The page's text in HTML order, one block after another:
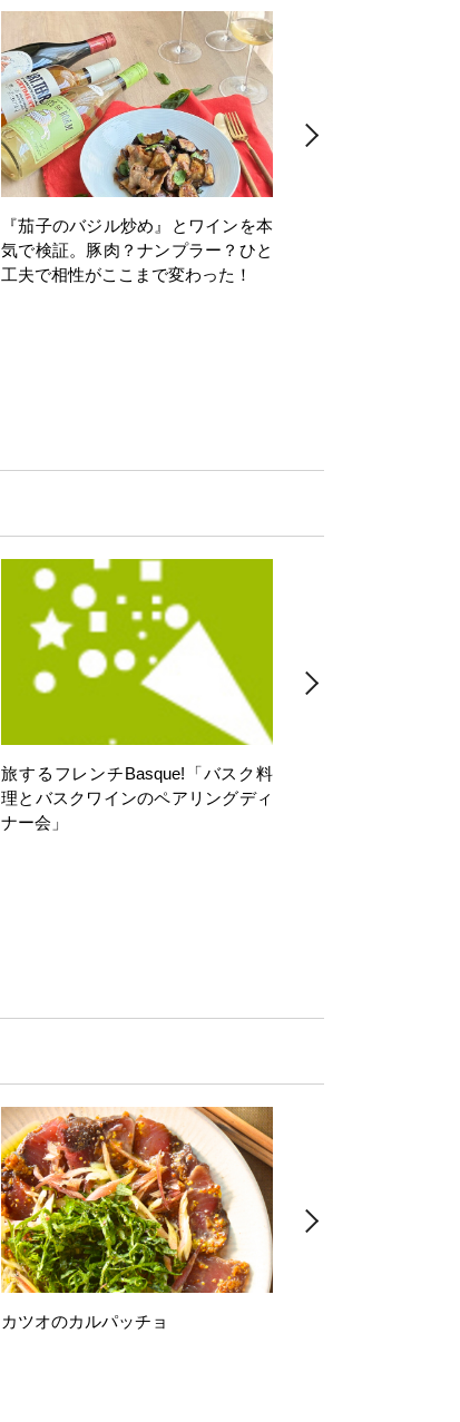
『茄子のバジル炒め』とワインを本
気で検証。豚肉？ナンプラー？ひと
工夫で相性がここまで変わった！
旅するフレンチBasque!「バスク料
理とバスクワインのペアリングディ
ナー会」
カツオのカルパッチョ